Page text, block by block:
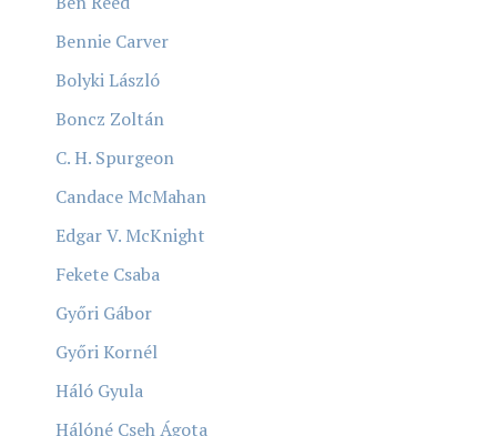
Bennie Carver
Bolyki László
Boncz Zoltán
C. H. Spurgeon
Candace McMahan
Edgar V. McKnight
Fekete Csaba
Győri Gábor
Győri Kornél
Háló Gyula
Hálóné Cseh Ágota